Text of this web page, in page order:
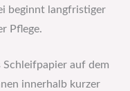
beginnt langfristiger
Pflege.
auf dem
innerhalb kurzer